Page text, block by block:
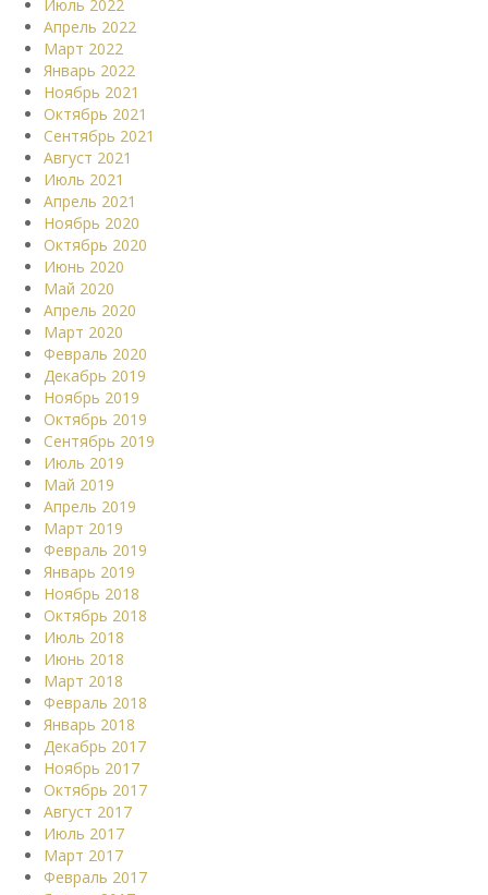
Июль 2022
Апрель 2022
Март 2022
Январь 2022
Ноябрь 2021
Октябрь 2021
Сентябрь 2021
Август 2021
Июль 2021
Апрель 2021
Ноябрь 2020
Октябрь 2020
Июнь 2020
Май 2020
Апрель 2020
Март 2020
Февраль 2020
Декабрь 2019
Ноябрь 2019
Октябрь 2019
Сентябрь 2019
Июль 2019
Май 2019
Апрель 2019
Март 2019
Февраль 2019
Январь 2019
Ноябрь 2018
Октябрь 2018
Июль 2018
Июнь 2018
Март 2018
Февраль 2018
Январь 2018
Декабрь 2017
Ноябрь 2017
Октябрь 2017
Август 2017
Июль 2017
Март 2017
Февраль 2017